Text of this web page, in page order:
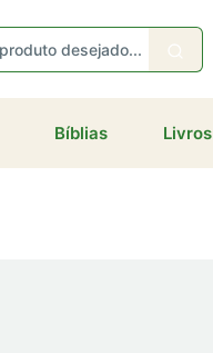
Bíblias Livros